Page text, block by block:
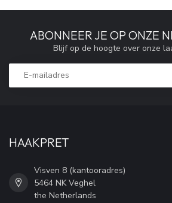
ABONNEER JE OP ONZE
Blijf op de hoogte over onze
HAAKPRET
Visven 8 (kantooradres)
5464 NK Veghel
the Netherlands